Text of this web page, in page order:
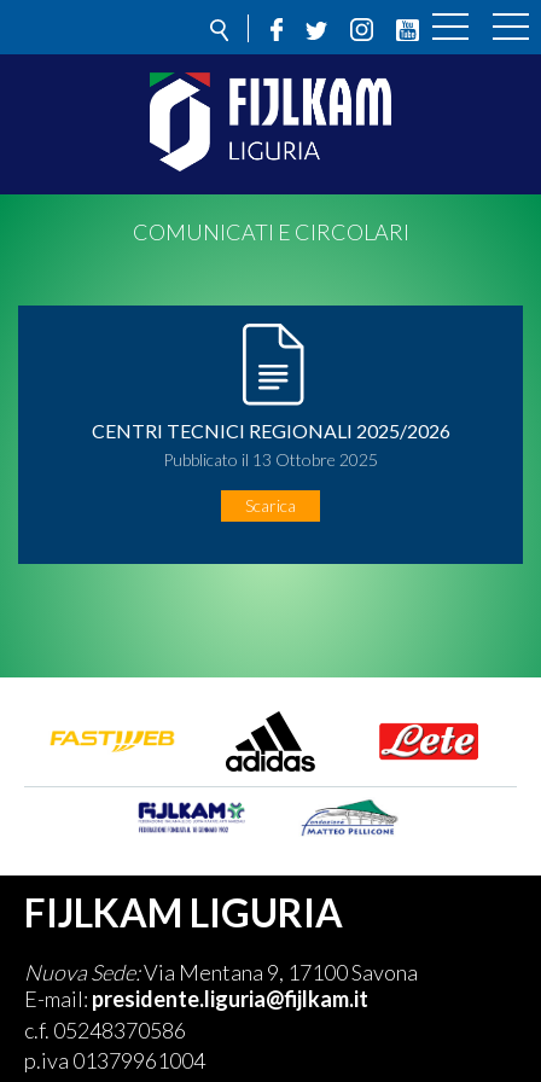
COMUNICATI E CIRCOLARI
CENTRI TECNICI REGIONALI 2025/2026
Pubblicato il 13 Ottobre 2025
Scarica
FIJLKAM LIGURIA
Nuova Sede:Via Mentana 9, 17100 Savona
E-mail: presidente.liguria@fijlkam.it
c.f. 05248370586
p.iva 01379961004